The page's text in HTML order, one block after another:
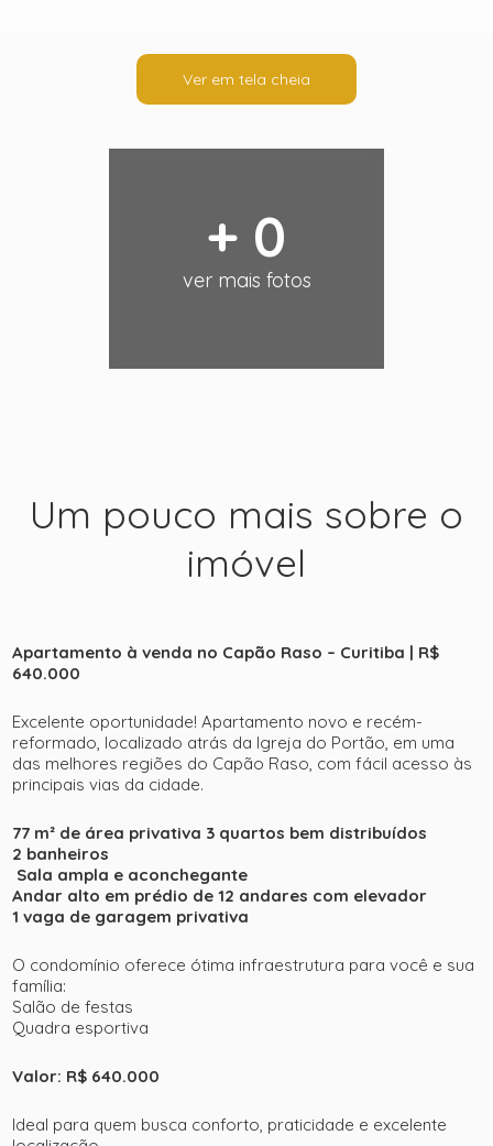
Ver em tela cheia
+ 0
ver mais fotos
Um pouco mais sobre o
imóvel
Apartamento à venda no Capão Raso – Curitiba | R$
640.000
Excelente oportunidade! Apartamento novo e recém-
reformado, localizado atrás da Igreja do Portão, em uma
das melhores regiões do Capão Raso, com fácil acesso às
principais vias da cidade.
77 m² de área privativa 3 quartos bem distribuídos
2 banheiros
Sala ampla e aconchegante
Andar alto em prédio de 12 andares com elevador
1 vaga de garagem privativa
O condomínio oferece ótima infraestrutura para você e sua
família:
Salão de festas
Quadra esportiva
Valor: R$ 640.000
Ideal para quem busca conforto, praticidade e excelente